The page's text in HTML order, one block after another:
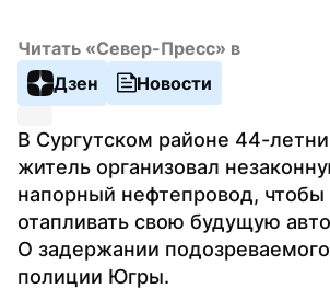
Читать «Север-Пресс» в
Дзен
Новости
В Сургутском районе 44-
житель организовал
напорный нефтепровод, чтобы
отапливать свою будущую
О задержании
полиции Югры.